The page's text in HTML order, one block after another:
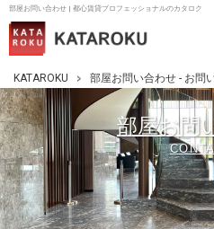
部屋お問い合わせ | 都心賃貸プロフェッショナルのカタロク
KATAROKU 部屋お問い合わせ - お問
部屋お問